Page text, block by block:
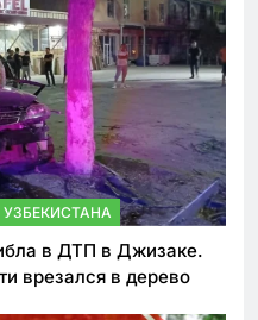
в ДТП в Джизаке.
врезался в дерево